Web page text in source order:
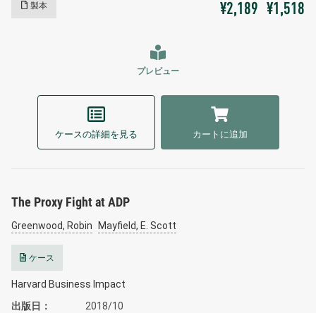
製本 ¥2,189 ¥1,518
プレビュー
ケースの詳細を見る カートに追加
The Proxy Fight at ADP
Greenwood, Robin Mayfield, E. Scott
ケース
Harvard Business Impact
出版日
2018/10